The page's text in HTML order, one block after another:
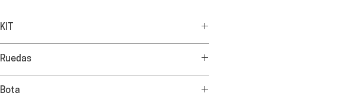
KIT
mochila transportadora
Ruedas
Bota